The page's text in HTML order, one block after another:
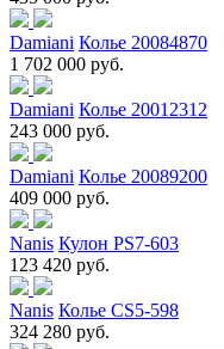
Damiani Колье 20084870
1 702 000 руб.
Damiani Колье 20012312
243 000 руб.
Damiani Колье 20089200
409 000 руб.
Nanis Кулон PS7-603
123 420 руб.
Nanis Колье CS5-598
324 280 руб.